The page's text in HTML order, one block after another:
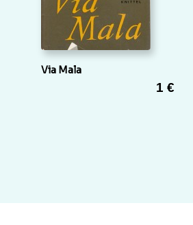
Via Mala
1 €